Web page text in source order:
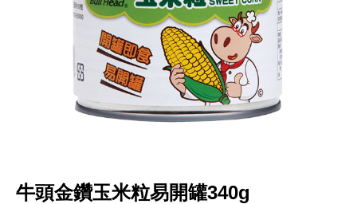
牛頭金鑽玉米粒易開罐340g